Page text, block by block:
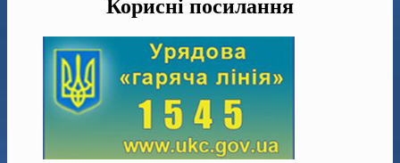
Корисні посилання